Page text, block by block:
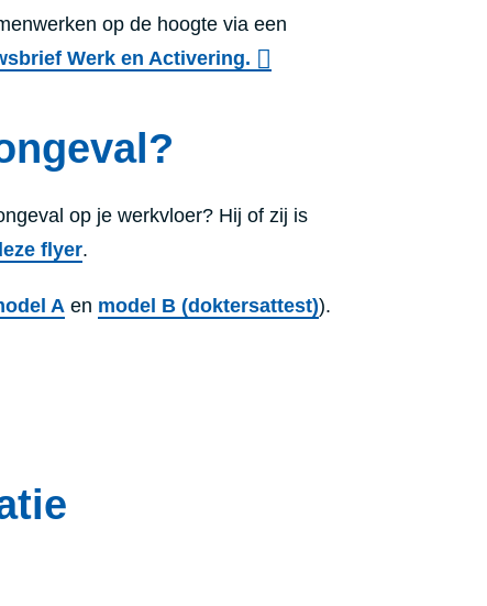
op de hoogte via een
Werk en Activering.
op je werkvloer? Hij of zij is
flyer.
A en model B (doktersattest)).